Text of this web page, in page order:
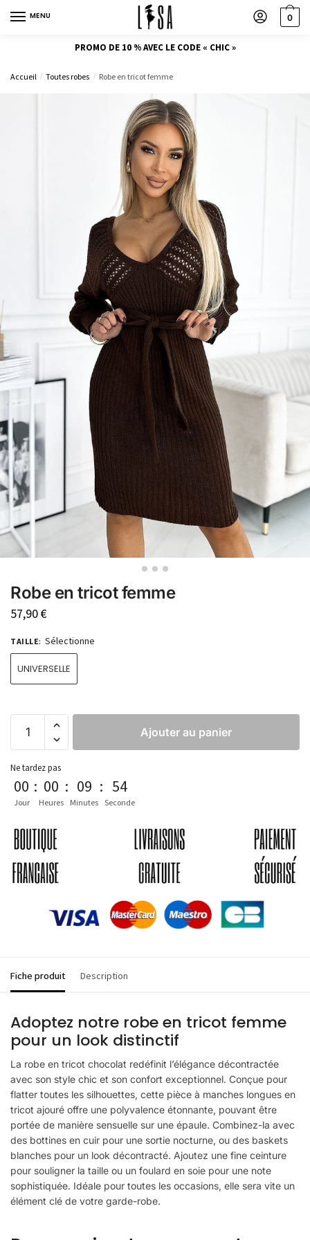
MENU 0
PROMO DE 10 % AVEC LE CODE « CHIC »
Accueil / Toutes robes / Robe en tricot femme
Robe en tricot femme
57,90€
TAILLE: Sélectionne
UNIVERSELLE
Ajouter au panier
Ne tardez pas
00
Jour
: 00
Heures
: 09
Minutes
: 54
Seconde
Fiche produit Description
Adoptez notre robe en tricot femme
pour un look distinctif
La robe en tricot chocolat redéfinit l’élégance décontractée
avec son style chic et son confort exceptionnel. Conçue pour
flatter toutes les silhouettes, cette pièce à manches longues en
tricot ajouré offre une polyvalence étonnante, pouvant être
portée de manière sensuelle sur une épaule. Combinez-la avec
des bottines en cuir pour une sortie nocturne, ou des baskets
blanches pour un look décontracté. Ajoutez une fine ceinture
pour souligner la taille ou un foulard en soie pour une note
sophistiquée. Idéale pour toutes les occasions, elle sera vite un
élément clé de votre garde-robe.